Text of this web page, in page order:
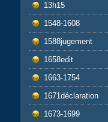
13h15
1548-1608
1588jugement
1658edit
1663-1754
1671déclaration
1673-1699